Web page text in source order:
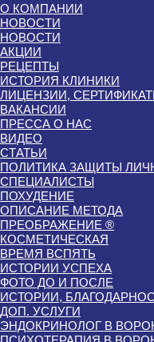
О КОМПАНИИ
НОВОСТИ
НОВОСТИ
АКЦИИ
РЕЦЕПТЫ
ИСТОРИЯ КЛИНИКИ
ЛИЦЕНЗИИ,
ВАКАНСИИ
ПРЕССА О НАС
ВИДЕО
СТАТЬИ
ПОЛИТИКА ЗАЩИТЫ
СПЕЦИАЛИСТЫ
ПОХУДЕНИЕ
ОПИСАНИЕ МЕТОДА
ПРЕОБРАЖЕНИЕ ®
КОСМЕТИЧЕСКАЯ
ВРЕМЯ ВСПЯТЬ
ИСТОРИИ УСПЕХА
ФОТО ДО И ПОСЛЕ
ИСТОРИИ,
ДОП. УСЛУГИ
ЭНДОКРИНОЛОГ В